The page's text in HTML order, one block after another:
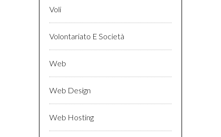
Voli
Volontariato E Società
Web
Web Design
Web Hosting